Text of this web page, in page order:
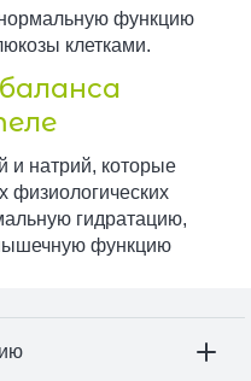
функцию
клетками.
и натрий, которые
физиологических
гидратацию,
функцию